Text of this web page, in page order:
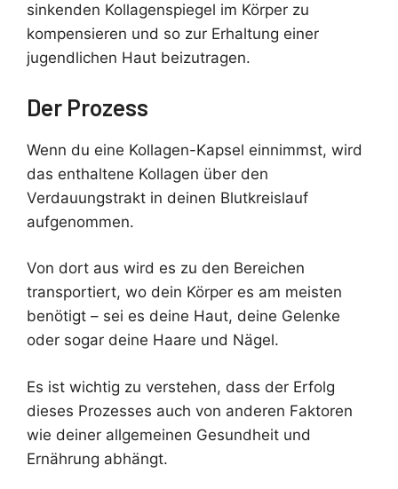
sinkenden Kollagenspiegel im Körper zu
kompensieren und so zur Erhaltung einer
jugendlichen Haut beizutragen.
Der Prozess
Wenn du eine Kollagen-Kapsel einnimmst, wird
das enthaltene Kollagen über den
Verdauungstrakt in deinen Blutkreislauf
aufgenommen.
Von dort aus wird es zu den Bereichen
transportiert, wo dein Körper es am meisten
benötigt – sei es deine Haut, deine Gelenke
oder sogar deine Haare und Nägel.
Es ist wichtig zu verstehen, dass der Erfolg
dieses Prozesses auch von anderen Faktoren
wie deiner allgemeinen Gesundheit und
Ernährung abhängt.